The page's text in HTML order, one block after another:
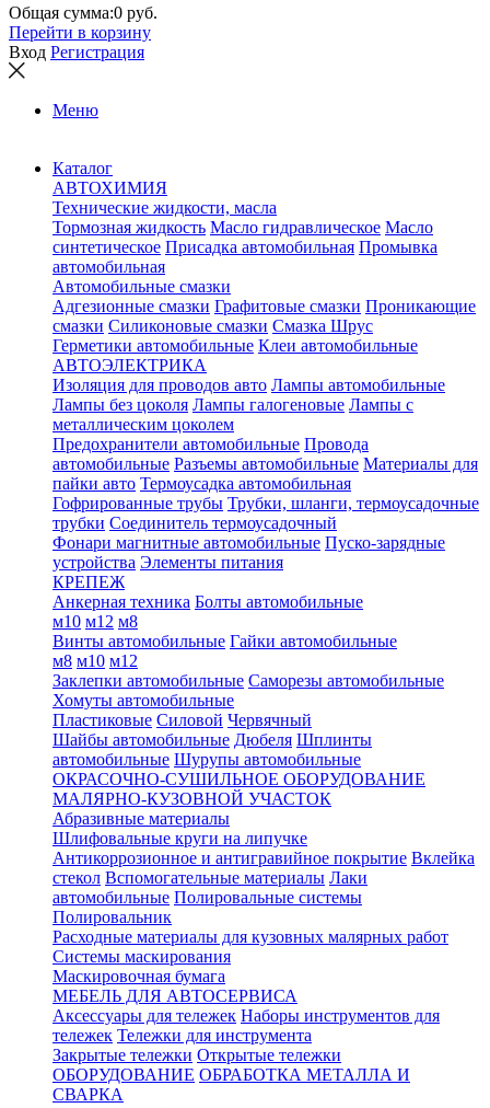
Общая сумма:0 руб.
Перейти в корзину
Вход Регистрация
Меню
Каталог
АВТОХИМИЯ
Технические жидкости, масла
Тормозная жидкость Масло гидравлическое Масло
синтетическое Присадка автомобильная Промывка
автомобильная
Автомобильные смазки
Адгезионные смазки Графитовые смазки Проникающие
смазки Силиконовые смазки Смазка Шрус
Герметики автомобильные Клеи автомобильные
АВТОЭЛЕКТРИКА
Изоляция для проводов авто Лампы автомобильные
Лампы без цоколя Лампы галогеновые Лампы с
металлическим цоколем
Предохранители автомобильные Провода
автомобильные Разъемы автомобильные Материалы для
пайки авто Термоусадка автомобильная
Гофрированные трубы Трубки, шланги, термоусадочные
трубки Соединитель термоусадочный
Фонари магнитные автомобильные Пуско-зарядные
устройства Элементы питания
КРЕПЕЖ
Анкерная техника Болты автомобильные
м10 м12 м8
Винты автомобильные Гайки автомобильные
м8 м10 м12
Заклепки автомобильные Саморезы автомобильные
Хомуты автомобильные
Пластиковые Силовой Червячный
Шайбы автомобильные Дюбеля Шплинты
автомобильные Шурупы автомобильные
ОКРАСОЧНО-СУШИЛЬНОЕ ОБОРУДОВАНИЕ
МАЛЯРНО-КУЗОВНОЙ УЧАСТОК
Абразивные материалы
Шлифовальные круги на липучке
Антикоррозионное и антигравийное покрытие Вклейка
стекол Вспомогательные материалы Лаки
автомобильные Полировальные системы
Полировальник
Расходные материалы для кузовных малярных работ
Системы маскирования
Маскировочная бумага
МЕБЕЛЬ ДЛЯ АВТОСЕРВИСА
Аксессуары для тележек Наборы инструментов для
тележек Тележки для инструмента
Закрытые тележки Открытые тележки
ОБОРУДОВАНИЕ ОБРАБОТКА МЕТАЛЛА И
СВАРКА